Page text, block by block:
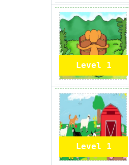
Level 1
Level 1